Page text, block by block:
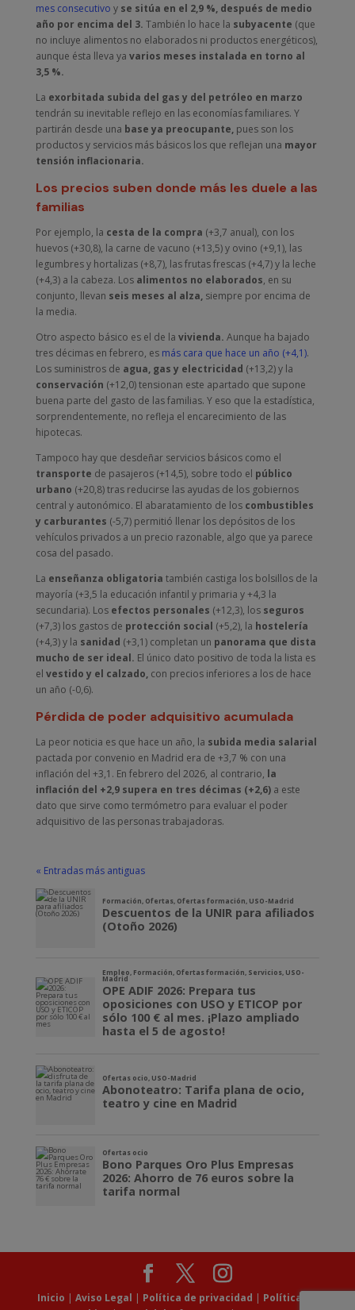
mes consecutivo y se sitúa en el 2,9 %, después de medio
año por encima del 3. También lo hace la subyacente (que
no incluye alimentos no elaborados ni productos energéticos),
aunque ésta lleva ya varios meses instalada en torno al
3,5 %.
La exorbitada subida del gas y del petróleo en marzo
tendrán su inevitable reflejo en las economías familiares. Y
partirán desde una base ya preocupante,pues son los
productos y servicios más básicos los que reflejan una mayor
tensión inflacionaria.
Los precios suben donde más les duele a las
familias
Por ejemplo, la cesta de la compra (+3,7 anual), con los
huevos (+30,8), la carne de vacuno (+13,5) y ovino (+9,1), las
legumbres y hortalizas (+8,7), las frutas frescas (+4,7) y la leche
(+4,3) a la cabeza. Los alimentos no elaborados, en su
conjunto, llevan seis meses al alza,siempre por encima de
la media.
Otro aspecto básico es el de la vivienda. Aunque ha bajado
tres décimas en febrero, es más cara que hace un año (+4,1).
Los suministros de agua, gas y electricidad (+13,2) y la
conservación (+12,0) tensionan este apartado que supone
buena parte del gasto de las familias. Y eso que la estadística,
sorprendentemente, no refleja el encarecimiento de las
hipotecas.
Tampoco hay que desdeñar servicios básicos como el
transporte de pasajeros (+14,5), sobre todo el público
urbano (+20,8) tras reducirse las ayudas de los gobiernos
central y autonómico. El abaratamiento de los combustibles
y carburantes (-5,7) permitió llenar los depósitos de los
vehículos privados a un precio razonable, algo que ya parece
cosa del pasado.
La enseñanza obligatoria también castiga los bolsillos de la
mayoría (+3,5 la educación infantil y primaria y +4,3 la
secundaria). Los efectos personales (+12,3), los seguros
(+7,3) los gastos de protección social (+5,2), la hostelería
(+4,3) y la sanidad (+3,1) completan un panorama que dista
mucho de ser ideal. El único dato positivo de toda la lista es
el vestido y el calzado,con precios inferiores a los de hace
un año (-0,6).
Pérdida de poder adquisitivo acumulada
La peor noticia es que hace un año, la subida media salarial
pactada por convenio en Madrid era de +3,7 % con una
inflación del +3,1. En febrero del 2026, al contrario, la
inflación del +2,9 supera en tres décimas (+2,6)a este
dato que sirve como termómetro para evaluar el poder
adquisitivo de las personas trabajadoras.
« Entradas más antiguas
Inicio |Aviso Legal Política de privacidad
Política de